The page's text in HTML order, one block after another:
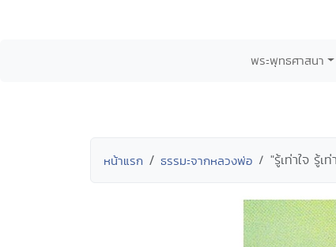
พระพุทธศาสนา
หน้าแรก ธรรมะจากหลวงพ่อ "รู้เท่าใจ รู้เ